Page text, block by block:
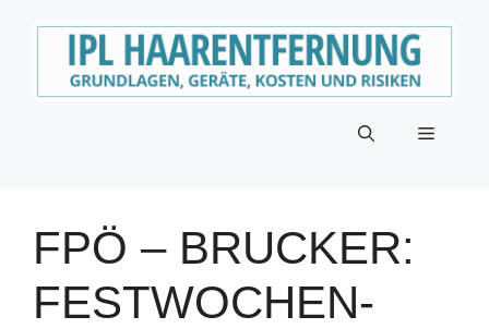
Menü
FPÖ – BRUCKER:
FESTWOCHEN-